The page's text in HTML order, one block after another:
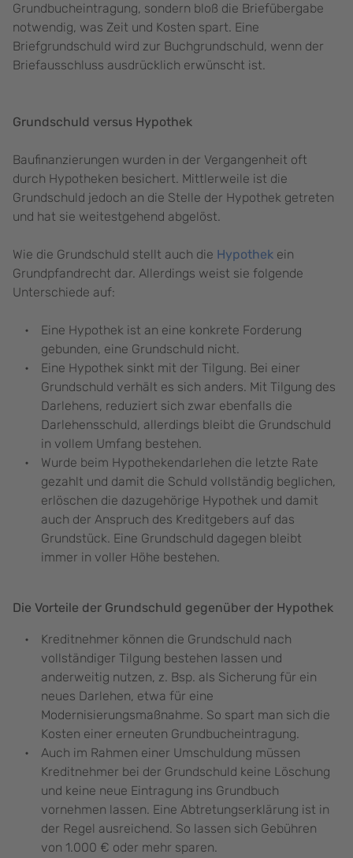
Grundbucheintragung, sondern bloß die Briefübergabe
notwendig, was Zeit und Kosten spart. Eine
Briefgrundschuld wird zur Buchgrundschuld, wenn der
Briefausschluss ausdrücklich erwünscht ist.
Grundschuld versus Hypothek
Baufinanzierungen wurden in der Vergangenheit oft
durch Hypotheken besichert. Mittlerweile ist die
Grundschuld jedoch an die Stelle der Hypothek getreten
und hat sie weitestgehend abgelöst.
Wie die Grundschuld stellt auch die Hypothek ein
Grundpfandrecht dar. Allerdings weist sie folgende
Unterschiede auf:
Eine Hypothek ist an eine konkrete Forderung
gebunden, eine Grundschuld nicht.
Eine Hypothek sinkt mit der Tilgung. Bei einer
Grundschuld verhält es sich anders. Mit Tilgung des
Darlehens, reduziert sich zwar ebenfalls die
Darlehensschuld, allerdings bleibt die Grundschuld
in vollem Umfang bestehen.
Wurde beim Hypothekendarlehen die letzte Rate
gezahlt und damit die Schuld vollständig beglichen,
erlöschen die dazugehörige Hypothek und damit
auch der Anspruch des Kreditgebers auf das
Grundstück. Eine Grundschuld dagegen bleibt
immer in voller Höhe bestehen.
Die Vorteile der Grundschuld gegenüber der Hypothek
Kreditnehmer können die Grundschuld nach
vollständiger Tilgung bestehen lassen und
anderweitig nutzen, z. Bsp. als Sicherung für ein
neues Darlehen, etwa für eine
Modernisierungsmaßnahme. So spart man sich die
Kosten einer erneuten Grundbucheintragung.
Auch im Rahmen einer Umschuldung müssen
Kreditnehmer bei der Grundschuld keine Löschung
und keine neue Eintragung ins Grundbuch
vornehmen lassen. Eine Abtretungserklärung ist in
der Regel ausreichend. So lassen sich Gebühren
von 1.000 € oder mehr sparen.